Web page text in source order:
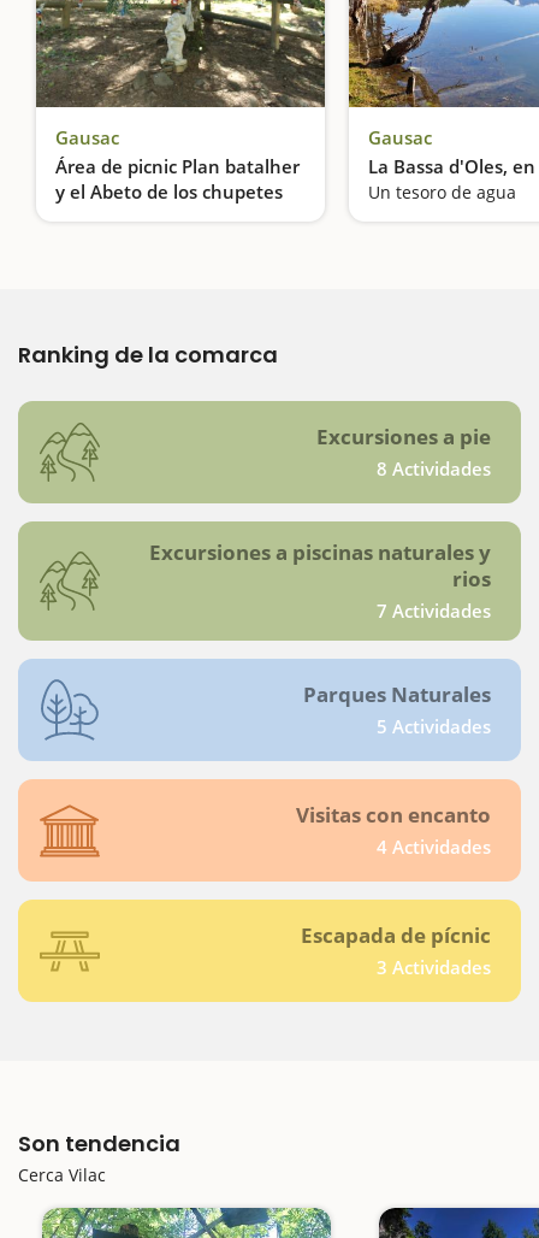
Gausac
Área de picnic Plan batalher
y el Abeto de los chupetes
¡Descansamos, comemos y dejamos el chupete!
Gausac
La Bassa d'Oles,
Un tesoro de agua
Ranking de la comarca
Excursiones a pie
8 Actividades
Excursiones a piscinas naturales y
rios
7 Actividades
Parques Naturales
5 Actividades
Visitas con encanto
4 Actividades
Escapada de pícnic
3 Actividades
Son tendencia
Cerca Vilac